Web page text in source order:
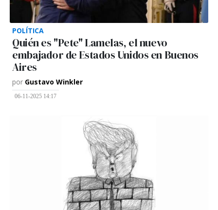
POLÍTICA
Quién es "Pete" Lamelas, el nuevo
embajador de Estados Unidos en Buenos
Aires
por Gustavo Winkler
06-11-2025 14:17